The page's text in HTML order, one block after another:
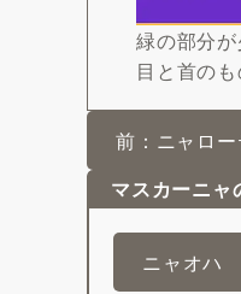
緑の部分が
目と首のも
前：ニャロー
マスカーニャ
ニャオハ